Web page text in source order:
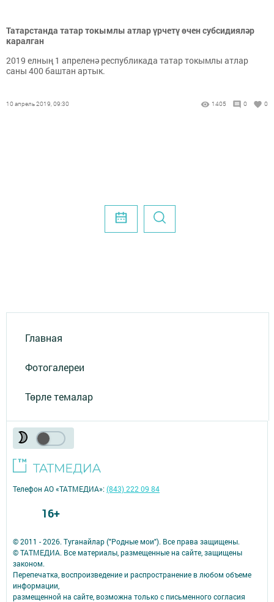
Татарстанда татар токымлы атлар үрчетү өчен субсидияләр
каралган
2019 елның 1 апреленә республикада татар токымлы атлар
саны 400 баштан артык.
10 апрель 2019, 09:30 1405 0 0
Главная
Фотогалереи
Төрле темалар
© 2011 - 2026. Туганайлар ("Родные мои"). Все права защищены.
© ТАТМЕДИА. Все материалы, размещенные на сайте, защищены
законом.
Перепечатка, воспроизведение и распространение в любом объеме
информации,
размещенной на сайте, возможна только с письменного согласия
Телефон АО «ТАТМЕДИА»:(843) 222 09 84
16+